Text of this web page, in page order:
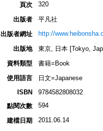
頁次 320
出版者
平凡社
出版者網址
http://
出版地
東京, 日本 [Tokyo,
資料類型
書籍=Book
使用語言
日文=Japanese
ISBN
9784582808032
點閱次數
594
建檔日期 2011.06.14